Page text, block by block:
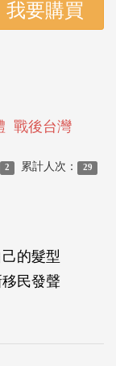
戰後台灣
2 累計人次： 29
的髮型
民發聲